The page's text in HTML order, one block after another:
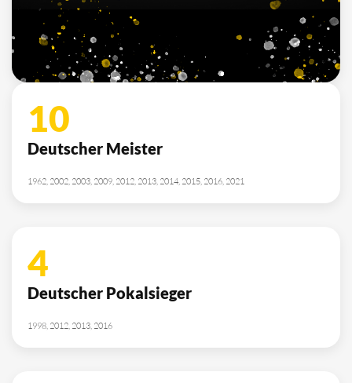
10
Deutscher Meister
1962, 2002, 2003, 2009, 2012, 2013, 2014, 2015, 2016, 2021
4
Deutscher Pokalsieger
1998, 2012, 2013, 2016